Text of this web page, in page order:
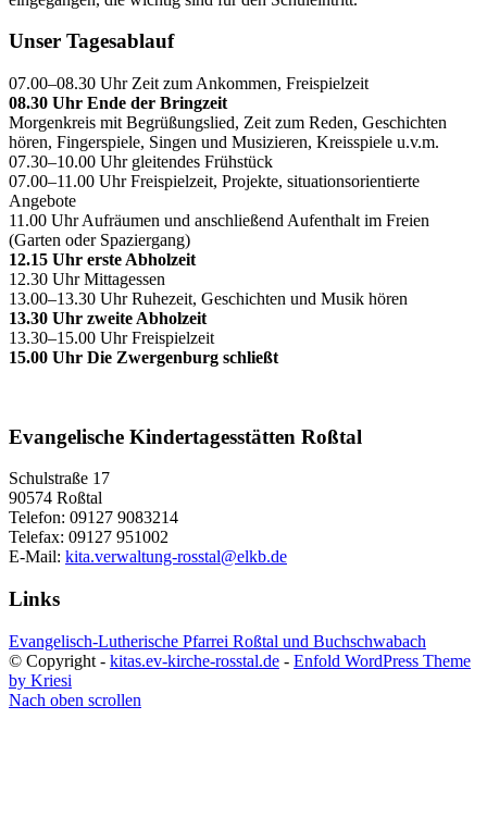
Unser Tagesablauf
07.00–08.30 Uhr Zeit zum Ankommen, Freispielzeit
08.30 Uhr Ende der Bringzeit
Morgenkreis mit Begrüßungslied, Zeit zum Reden, Geschichten
hören, Fingerspiele, Singen und Musizieren, Kreisspiele u.v.m.
07.30–10.00 Uhr gleitendes Frühstück
07.00–11.00 Uhr Freispielzeit, Projekte, situationsorientierte
Angebote
11.00 Uhr Aufräumen und anschließend Aufenthalt im Freien
(Garten oder Spaziergang)
12.15 Uhr erste Abholzeit
12.30 Uhr Mittagessen
13.00–13.30 Uhr Ruhezeit, Geschichten und Musik hören
13.30 Uhr zweite Abholzeit
13.30–15.00 Uhr Freispielzeit
15.00 Uhr Die Zwergenburg schließt
Evangelische Kindertagesstätten Roßtal
Schulstraße 17
90574 Roßtal
Telefon: 09127 9083214
Telefax: 09127 951002
E-Mail: kita.verwaltung-rosstal@elkb.de
Links
Evangelisch-Lutherische Pfarrei Roßtal und Buchschwabach
© Copyright - kitas.ev-kirche-rosstal.de - Enfold WordPress Theme
by Kriesi
Nach oben scrollen